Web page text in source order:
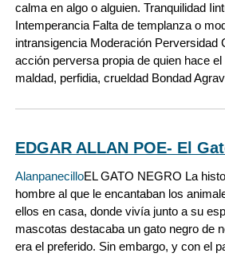
calma en algo o alguien. Tranquilidad
Intemperancia Falta de templanza o
intransigencia Moderación Perversidad
acción perversa propia de quien hace
maldad, perfidia, crueldad Bondad
EDGAR ALLAN POE- El
AlanpanecilloEL GATO NEGRO La
hombre al que le encantaban los
ellos en casa, donde vivía junto a su
mascotas destacaba un gato negro de
era el preferido. Sin embargo, y con el